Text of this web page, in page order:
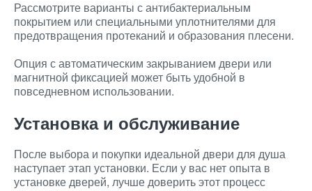
Рассмотрите варианты с антибактериальным
покрытием или специальными уплотнителями для
предотвращения протеканий и образования плесени.
Опция с автоматическим закрыванием двери или
магнитной фиксацией может быть удобной в
повседневном использовании.
Установка и обслуживание
После выбора и покупки идеальной двери для душа
наступает этап установки. Если у вас нет опыта в
установке дверей, лучше доверить этот процесс